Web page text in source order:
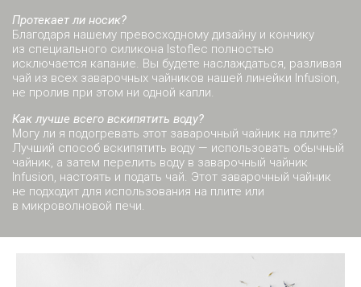
Протекает ли носик?
Благодаря нашему превосходному дизайну и кончику
из специального силикона Istoflec полностью
исключается капание. Вы будете наслаждаться, разливая
чай из всех заварочных чайников нашей линейки Infusion,
не пролив при этом ни одной капли.
Как лучше всего вскипятить воду?
Могу ли я подогревать этот заварочный чайник на плите?
Лучший способ вскипятить воду — использовать обычный
чайник, а затем перелить воду в заварочный чайник
Infusion, настоять и подать чай. Этот заварочный чайник
не подходит для использования на плите или
в микроволновой печи.